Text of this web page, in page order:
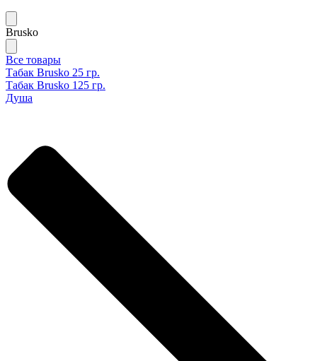
Brusko
Все товары
Табак Brusko 25 гр.
Табак Brusko 125 гр.
Душа